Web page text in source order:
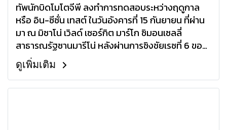
ทัพนักบิดโมโตจีพี ลงทำการทดสอบระหว่างฤดูกาล
หรือ อิน-ซีซั่น เทสต์ ในวันอังคารที่ 15 กันยายน ที่ผ่าน
มา ณ มิซาโน่ เวิลด์ เซอร์กิต มาร์โก ซิมอนเซลลี่
สาธารณรัฐซานมารีโน่ หลังผ่านการชิงชัยเรซที่ 6 ของ
ฤดูกาลบนสังเวียนดังกล่าวในสุดสัปดาห์ที่ผ่านมา
ดูเพิ่มเติม